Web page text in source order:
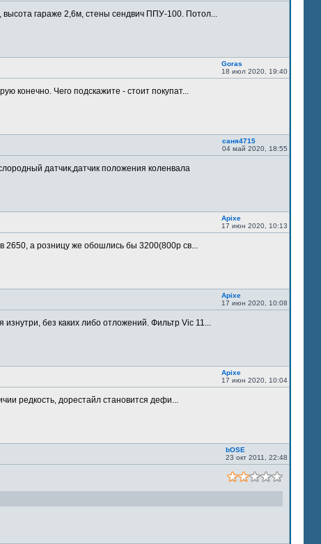
гараже 2,6м, стены сендвич ППУ-100. Потол...
Goras
18 июл 2020, 19:40
конечно. Чего подскажите - стоит покупат...
саня4715
04 май 2020, 18:55
датчик,датчик положения коленвала
Apixe
17 июн 2020, 10:13
2650, а розницу же обошлись бы 3200(800р св...
Apixe
17 июн 2020, 10:08
без каких либо отложений. Фильтр Vic 11...
Apixe
17 июн 2020, 10:04
редкость, дорестайл становится дефи...
bOSE
23 окт 2011, 22:48